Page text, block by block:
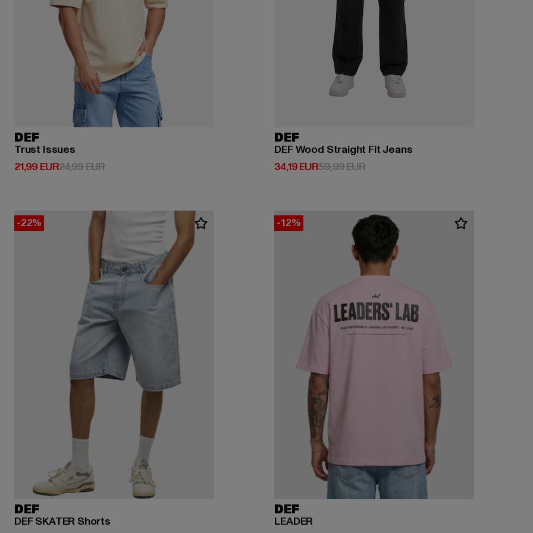
DEF
Trust Issues
21,99 EUR
Derzeitiger Preis: 21,99 EUR
24,99 EURAktionspreis: 24,99 EUR
DEF
DEF Wood Straight Fit Jeans
34,19 EUR
Derzeitiger Preis: 34,19 EUR
59,99 EURAktionspreis: 59,99 EUR
-22%
DEF
DEF SKATER Shorts
-12%
DEF
LEADER